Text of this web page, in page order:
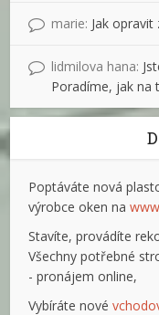
marie: Jak opravit
lidmilova hana:
Poradíme, jak na
Poptáváte nová
výrobce oken na
Stavíte, provádíte
Všechny potřebné
- pronájem online,
Vybíráte nové